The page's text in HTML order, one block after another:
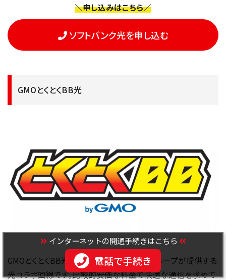
＼申し込みはこちら／
ソフトバンク光を申し込む
GMOとくとくBB光
GMOとくとくBB光は、GMOインターネットグループが提供する
光コラボ回線です。比較的安価な料金で快適な通信を求めて
インターネットの開通手続きはこちら
電話で手続き